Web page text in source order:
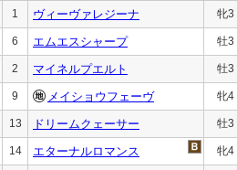
1 ヴィーヴァレジーナ 牝3
6 エムエスシャープ 牡3
2 マイネルプエルト 牡3
9 メイショウフェーヴ 牝4
13 ドリームクェーサー 牡3
14 エターナルロマンス 牝4